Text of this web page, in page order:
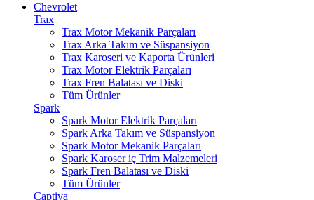
Chevrolet
Trax
Trax Motor Mekanik Parçaları
Trax Arka Takım ve Süspansiyon
Trax Karoseri ve Kaporta Ürünleri
Trax Motor Elektrik Parçaları
Trax Fren Balatası ve Diski
Tüm Ürünler
Spark
Spark Motor Elektrik Parçaları
Spark Arka Takım ve Süspansiyon
Spark Motor Mekanik Parçaları
Spark Karoser iç Trim Malzemeleri
Spark Fren Balatası ve Diski
Tüm Ürünler
Captiva